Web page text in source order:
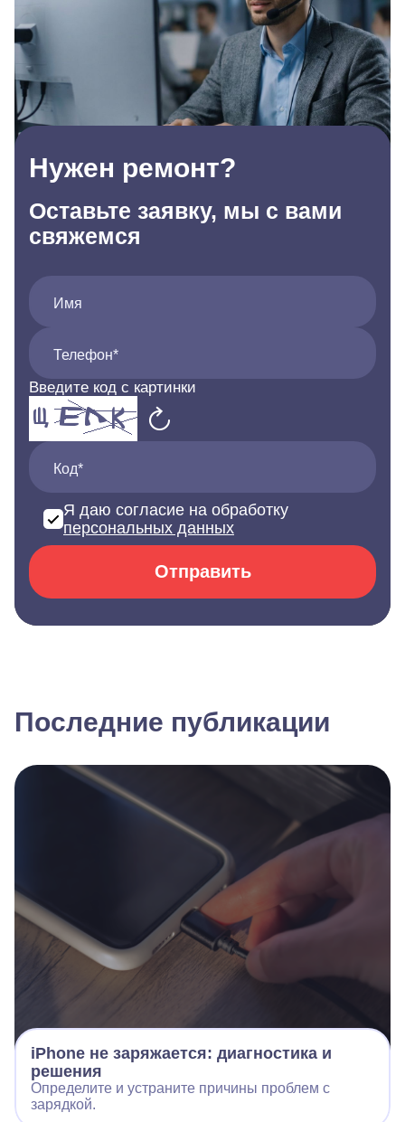
Нужен ремонт?
Оставьте заявку, мы с вами
свяжемся
Имя
Телефон*
Введите код с картинки
Код*
Я даю согласие на обработку
персональных данных
Отправить
Последние публикации
iPhone не заряжается: диагностика и
решения
Определите и устраните причины проблем с
зарядкой.